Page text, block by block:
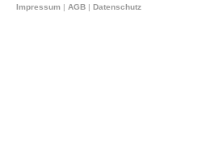
Impressum AGB Datenschutz